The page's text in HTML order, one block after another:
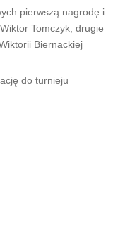
pierwszą nagrodę i
Tomczyk, drugie
Biernackiej
do turnieju